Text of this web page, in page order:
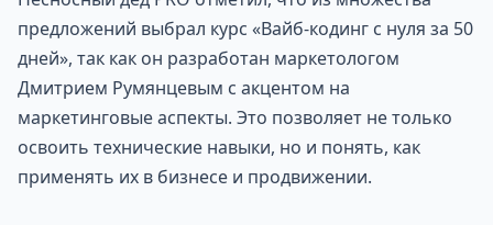
предложений выбрал курс «Вайб-кодинг с нуля за 50
дней», так как он разработан маркетологом
Дмитрием Румянцевым с акцентом на
маркетинговые аспекты. Это позволяет не только
освоить технические навыки, но и понять, как
применять их в бизнесе и продвижении.